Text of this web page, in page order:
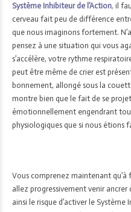
Système Inhibiteur de l’Action, il
cerveau fait peu de différence
que nous imaginons fortement.
pensez à une situation qui vous
s’accélère, votre rythme
peut être même de crier est
bonnement, allongé sous la
montre bien que le fait de se
émotionnellement engendrant
physiologiques que si nous étions
Vous comprenez maintenant
allez progressivement venir ancrer
ainsi le risque d’activer le Système